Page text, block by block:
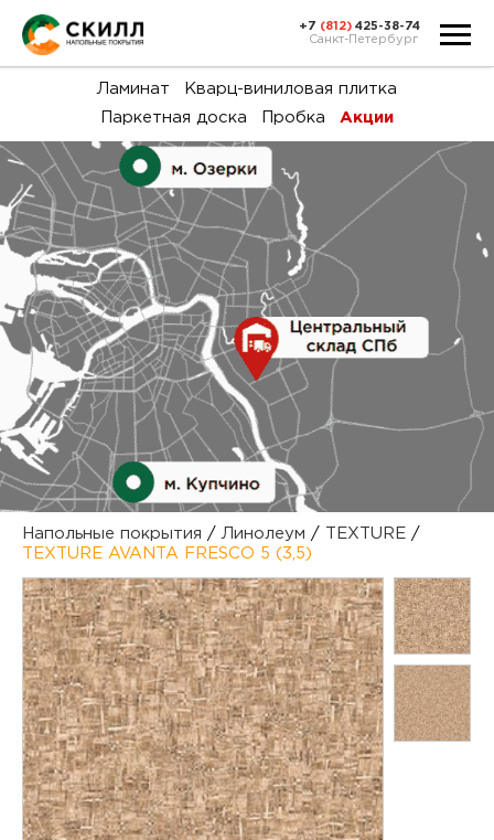
и
+7 (812) 425-38-74
Санкт-Петербург
Ламинат
Кварц-виниловая плитка
Паркетная доска
Пробка Акции
Напольные покрытия / Линолеум / TEXTURE /
TEXTURE AVANTA FRESCO 5 (3,5)